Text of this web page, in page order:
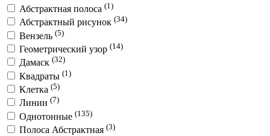
Абстрактная полоса (1)
Абстрактный рисунок (34)
Вензель (5)
Геометрический узор (14)
Дамаск (32)
Квадраты (1)
Клетка (5)
Линии (7)
Однотонные (135)
Полоса Абстрактная (3)